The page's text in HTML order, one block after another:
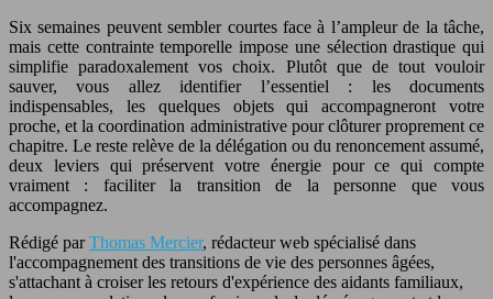
Six semaines peuvent sembler courtes face à l’ampleur de la tâche,
mais cette contrainte temporelle impose une sélection drastique qui
simplifie paradoxalement vos choix. Plutôt que de tout vouloir
sauver, vous allez identifier l’essentiel : les documents
indispensables, les quelques objets qui accompagneront votre
proche, et la coordination administrative pour clôturer proprement ce
chapitre. Le reste relève de la délégation ou du renoncement assumé,
deux leviers qui préservent votre énergie pour ce qui compte
vraiment : faciliter la transition de la personne que vous
accompagnez.
Rédigé parThomas Mercier, rédacteur web spécialisé dans
l'accompagnement des transitions de vie des personnes âgées,
s'attachant à croiser les retours d'expérience des aidants familiaux,